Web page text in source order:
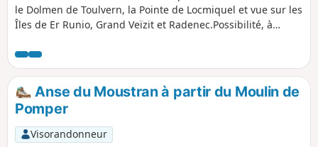
le Dolmen de Toulvern, la Pointe de Locmiquel et vue sur les
Îles de Er Runio, Grand Veïzit et Radenec.Possibilité, à
Anse du Moustran à partir du Moulin de
Pomper
Visorandonneur